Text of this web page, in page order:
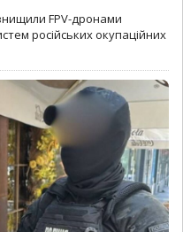
FPV-дронами
російських окупаційних